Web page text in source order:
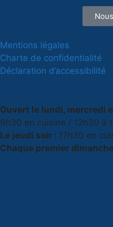
Mentions légales
Charte de confidentialité
Déclaration d’accessibilité
Ouvert le lundi, mercredi
9h30 en cuisine / 12h30 à
Le jeudi soir : 17h30 en
Chaque premier